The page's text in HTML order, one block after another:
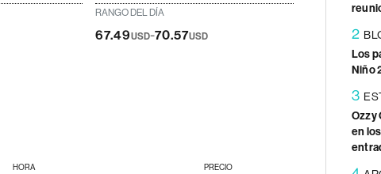
RANGO DEL DÍA
67.49USD-70.57USD
HORA PRECIO
2
Los
Niño
3
Ozzy
en